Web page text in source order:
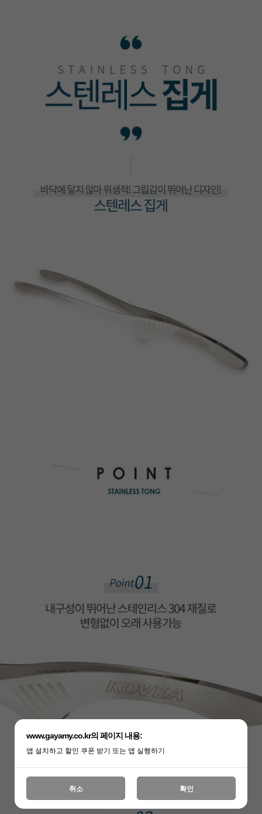
www.gayamy.co.kr의 페이지 내용:
앱 설치하고 할인 쿠폰 받기 또는 앱 실행하기
취소 확인